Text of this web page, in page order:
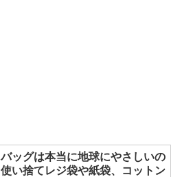
ッグは本当に地球にやさしいの
い捨てレジ袋や紙袋、コットン